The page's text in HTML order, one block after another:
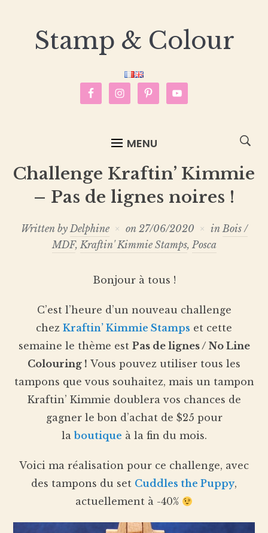
Stamp & Colour
MENU
Challenge Kraftin’ Kimmie
– Pas de lignes noires !
Written byDelphine on 27/06/2020 inBois /
MDF,Kraftin' Kimmie Stamps, Posca
Bonjour à tous !
C’est l’heure d’un nouveau challenge
chez Kraftin’ Kimmie Stamps et cette
semaine le thème est Pas de lignes / No Line
Colouring ! Vous pouvez utiliser tous les
tampons que vous souhaitez, mais un tampon
Kraftin’ Kimmie doublera vos chances de
gagner le bon d’achat de $25 pour
laboutique à la fin du mois.
Voici ma réalisation pour ce challenge, avec
des tampons du set Cuddles the Puppy,
actuellement à -40%